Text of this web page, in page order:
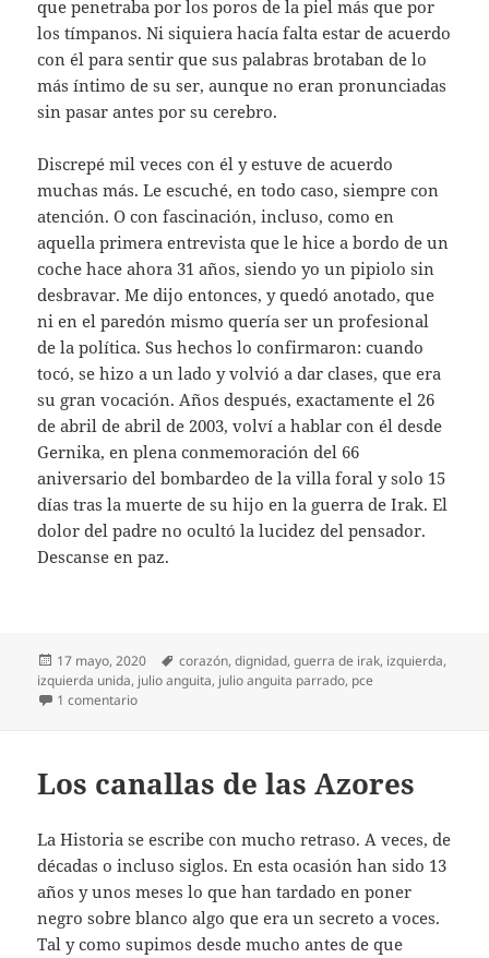
que penetraba por los poros de la piel más que por
los tímpanos. Ni siquiera hacía falta estar de acuerdo
con él para sentir que sus palabras brotaban de lo
más íntimo de su ser, aunque no eran pronunciadas
sin pasar antes por su cerebro.
Discrepé mil veces con él y estuve de acuerdo
muchas más. Le escuché, en todo caso, siempre con
atención. O con fascinación, incluso, como en
aquella primera entrevista que le hice a bordo de un
coche hace ahora 31 años, siendo yo un pipiolo sin
desbravar. Me dijo entonces, y quedó anotado, que
ni en el paredón mismo quería ser un profesional
de la política. Sus hechos lo confirmaron: cuando
tocó, se hizo a un lado y volvió a dar clases, que era
su gran vocación. Años después, exactamente el 26
de abril de abril de 2003, volví a hablar con él desde
Gernika, en plena conmemoración del 66
aniversario del bombardeo de la villa foral y solo 15
días tras la muerte de su hijo en la guerra de Irak. El
dolor del padre no ocultó la lucidez del pensador.
Descanse en paz.
Publicado
el
17 mayo, 2020 Etiquetas
corazón,dignidad,guerra de irak, izquierda,
izquierda unida, julio anguita, julio anguita parrado, pce
1 comentarioen Diario del covid-19 (49)
Los canallas de las Azores
La Historia se escribe con mucho retraso. A veces, de
décadas o incluso siglos. En esta ocasión han sido 13
años y unos meses lo que han tardado en poner
negro sobre blanco algo que era un secreto a voces.
Tal y como supimos desde mucho antes de que